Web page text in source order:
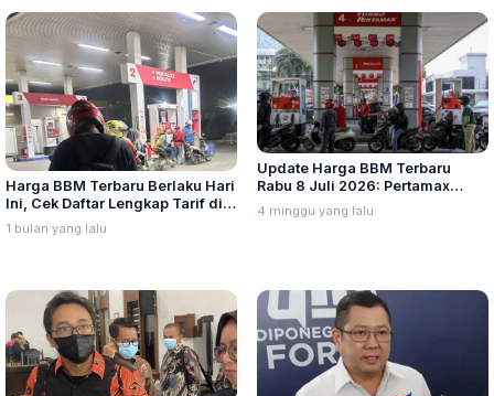
Harga BBM Terbaru Berlaku Hari
Ini, Cek Daftar Lengkap Tarif di
Seluruh Indonesia
1 bulan yang lalu
Update Harga BBM Terbaru
Rabu 8 Juli 2026: Pertamax
Turbo, Dexlite, dan Pertamina
Dex Turun
4 minggu yang lalu